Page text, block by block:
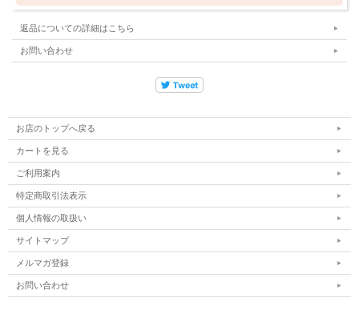
ルのMVS糸ポリエステルドライ天竺で仕立てた、機能性と
シルエットを両立するファンクションショーツ。」
乾・軽量でコットンに近い風合いのスウェットライクな穿
き心地。コラボアイコン刺繍とキーループを装備し、同素
材のファンクションTシャツとのセットアップにも対応し
MVS糸ポリエステルドライ天竺 / コラボアイコン刺繍 / キ
ーループ付き
BEACHED DAYS × BLUCO初コラボのファンクションショーツ
です。BLUCOオリジナルのMVS糸（渦流精紡糸）を使用したポ
リエステルドライ天竺をボディに採用。毛羽立ちが少なく耐久
性に優れたサラッとした着心地で、コットンの風合いを保ちな
がら軽量・速乾性を発揮します。スウェットパンツに近いシル
エットとゴムドローコードのウエストで、ストレスのない動き
返品についての詳細はこちら
お問い合わせ
お店のトップへ戻る
カートを見る
ご利用案内
特定商取引法表示
個人情報の取扱い
サイトマップ
メルマガ登録
お問い合わせ